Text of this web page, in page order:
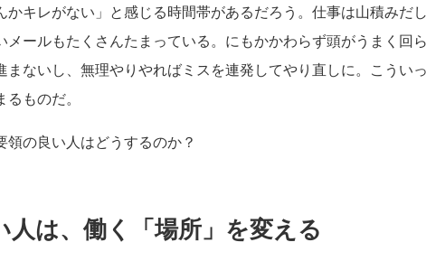
キレがない」と感じる時間帯があるだろう。仕事は山積みだ
メールもたくさんたまっている。にもかかわらず頭がうまく回ら
まないし、無理やりやればミスを連発してやり直しに。こうい
ものだ。
の良い人はどうするのか？
人は、働く「場所」を変える